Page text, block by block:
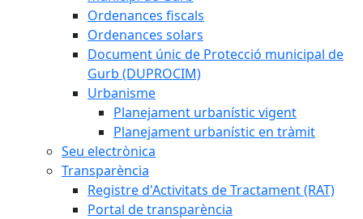
Ordenances fiscals
Ordenances solars
Document únic de Protecció municipal de
Gurb (DUPROCIM)
Urbanisme
Planejament urbanístic vigent
Planejament urbanístic en tràmit
Seu electrònica
Transparència
Registre d'Activitats de Tractament (RAT)
Portal de transparència